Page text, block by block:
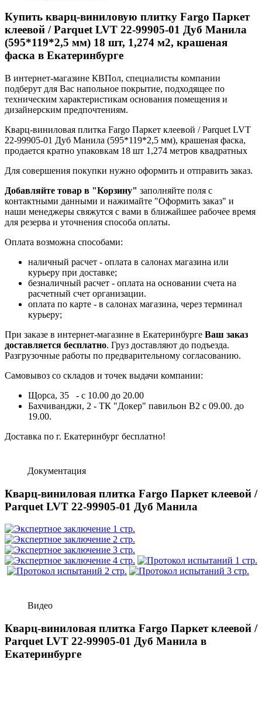
Купить кварц-виниловую плитку Fargo Паркет
клеевой / Parquet LVT 22-99905-01 Дуб Манила
(595*119*2,5 мм) 18 шт, 1,274 м2, крашеная
фаска в Екатеринбурге
В интернет-магазине КВПол, специалисты компании
подберут для Вас напольное покрытие, подходящее по
техническим характеристикам основания помещения и
дизайнерским предпочтениям.
Кварц-виниловая плитка Fargo Паркет клеевой / Parquet LVT
22-99905-01 Дуб Манила (595*119*2,5 мм), крашеная фаска,
продается кратно упаковкам 18 шт 1,274 метров квадратных
Для совершения покупки нужно оформить и отправить заказ.
Добавляйте товар в "Корзину" заполняйте поля с
контактными данными и нажимайте "Оформить заказ" и
наши менеджеры свяжутся с вами в ближайшее рабочее время
для резерва и уточнения способа оплаты.
Оплата возможна способами:
наличный расчет - оплата в салонах магазина или
курьеру при доставке;
безналичный расчет - оплата на основании счета на
расчетный счет организации.
оплата по карте - в салонах магазина, через терминал
курьеру;
При заказе в интернет-магазине в Екатеринбурге Ваш заказ
доставляется бесплатно. Груз доставляют до подъезда.
Разгрузочные работы по предварительному согласованию.
Самовывоз со складов и точек выдачи компании:
Щорса, 35 - с 10.00 до 20.00
Бахчиванджи, 2 - ТК "Докер" павильон B2 с 09.00. до
19.00.
Доставка по г. Екатеринбург бесплатно!
Документация
Кварц-виниловая плитка Fargo Паркет клеевой /
Parquet LVT 22-99905-01 Дуб Манила
Видео
Кварц-виниловая плитка Fargo Паркет клеевой /
Parquet LVT 22-99905-01 Дуб Манила в
Екатеринбурге